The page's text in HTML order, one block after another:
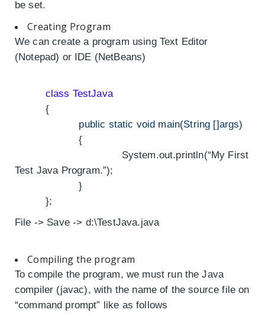
be set.
Creating Program
We can create a program using Text Editor
(Notepad) or IDE (NetBeans)
class TestJava
{
public static void main(String []args)
{
System.out.println(“My First
Test Java Program.”);
}
};
File -> Save -> d:\TestJava.java
Compiling the program
To compile the program, we must run the Java
compiler (javac), with the name of the source file on
“command prompt” like as follows